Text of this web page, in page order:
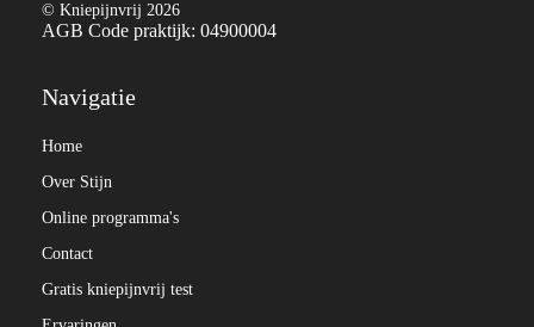
© Kniepijnvrij 2026
AGB Code praktijk: 04900004
Navigatie
Home
Over Stijn
Online programma's
Contact
Gratis kniepijnvrij test